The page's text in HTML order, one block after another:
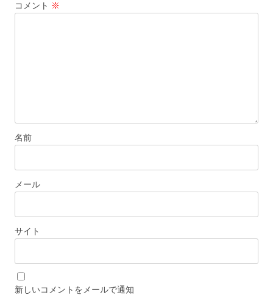
コメント ※
名前
メール
サイト
新しいコメントをメールで通知